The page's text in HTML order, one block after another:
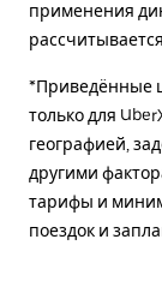
применения
*Приведённые
только для
географией,
другими
тарифы и
поездок и